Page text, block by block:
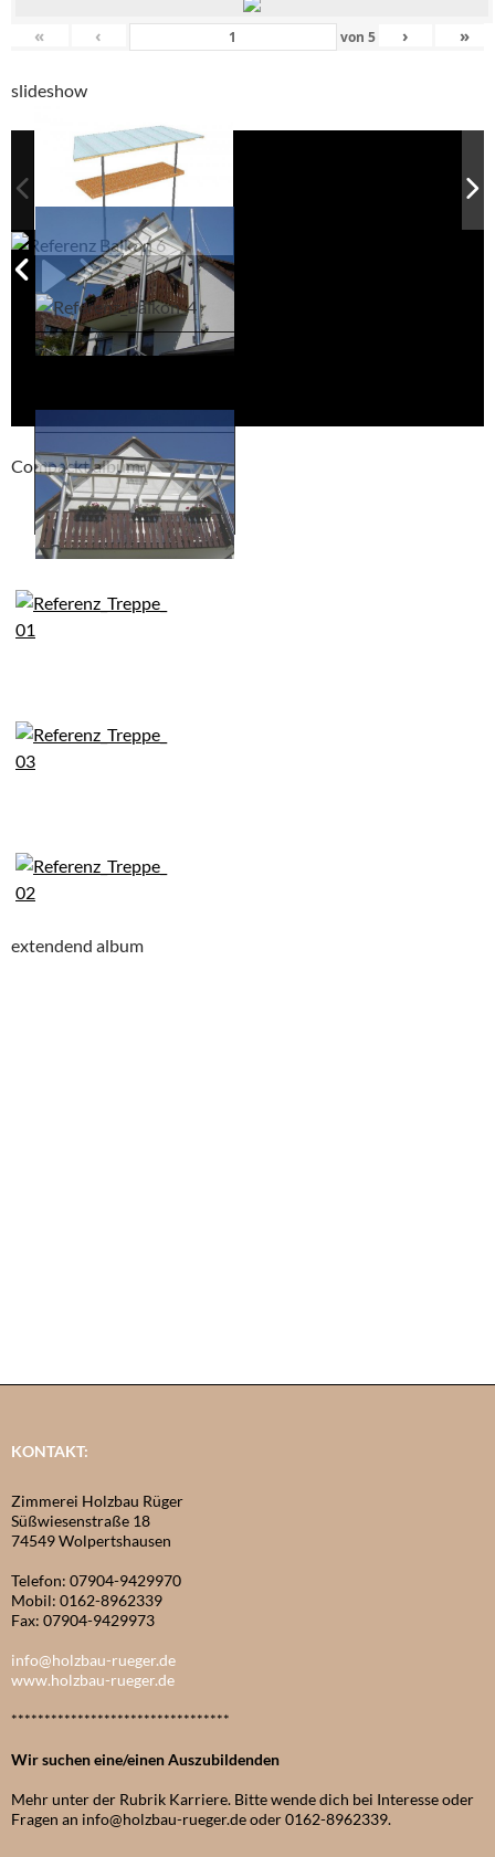
« ‹ von 5 › »
slideshow
Compackt album
extendend album
KONTAKT:
Zimmerei Holzbau Rüger
Süßwiesenstraße 18
74549 Wolpertshausen
Telefon: 07904-9429970
Mobil: 0162-8962339
Fax: 07904-9429973
info@holzbau-rueger.de
www.holzbau-rueger.de
*********************************
Wir suchen eine/einen Auszubildenden
Mehr unter der Rubrik Karriere. Bitte wende dich bei Interesse oder
Fragen an info@holzbau-rueger.de oder 0162-8962339.